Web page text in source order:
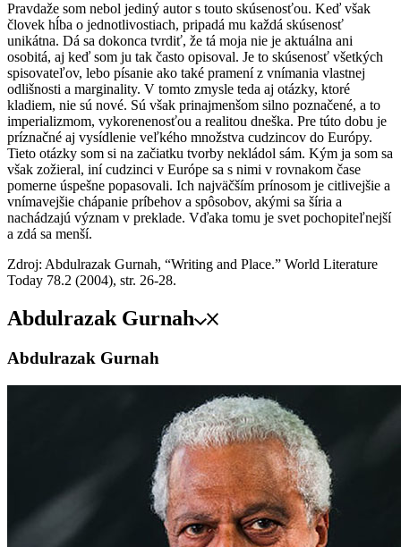
Pravdaže som nebol jediný autor s touto skúsenosťou. Keď však
človek hĺba o jednotlivostiach, pripadá mu každá skúsenosť
unikátna. Dá sa dokonca tvrdiť, že tá moja nie je aktuálna ani
osobitá, aj keď som ju tak často opisoval. Je to skúsenosť všetkých
spisovateľov, lebo písanie ako také pramení z vnímania vlastnej
odlišnosti a marginality. V tomto zmysle teda aj otázky, ktoré
kladiem, nie sú nové. Sú však prinajmenšom silno poznačené, a to
imperializmom, vykorenenosťou a realitou dneška. Pre túto dobu je
príznačné aj vysídlenie veľkého množstva cudzincov do Európy.
Tieto otázky som si na začiatku tvorby nekládol sám. Kým ja som sa
však zožieral, iní cudzinci v Európe sa s nimi v rovnakom čase
pomerne úspešne popasovali. Ich najväčším prínosom je citlivejšie a
vnímavejšie chápanie príbehov a spôsobov, akými sa šíria a
nachádzajú význam v preklade. Vďaka tomu je svet pochopiteľnejší
a zdá sa menší.
Zdroj: Abdulrazak Gurnah, “Writing and Place.” World Literature
Today 78.2 (2004), str. 26-28.
Abdulrazak Gurnah
Abdulrazak Gurnah